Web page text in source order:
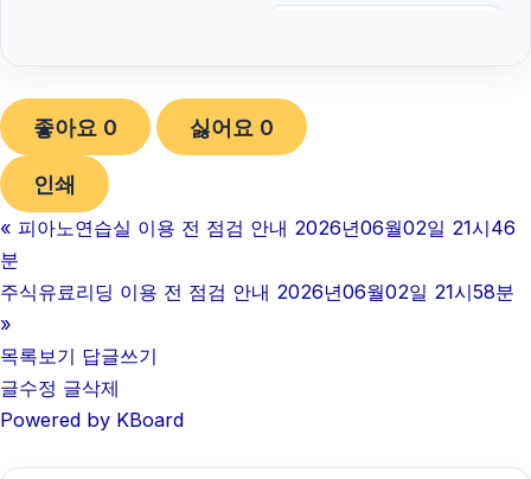
부산휴대폰성지
이혼전문변호사
좋아요 0 싫어요 0
인쇄
« 피아노연습실 이용 전 점검 안내 2026년06월02일 21시46
분
주식유료리딩 이용 전 점검 안내 2026년06월02일 21시58분
»
목록보기 답글쓰기
글수정 글삭제
Powered by KBoard